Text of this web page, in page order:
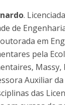
.
de
em
pela
Massy,
Auxiliar da
das